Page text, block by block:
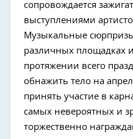
сопровождается
выступлениями
Музыкальные
различных площадках
протяжении всего
обнажить тело на
принять участие в
самых невероятных и
торжественно